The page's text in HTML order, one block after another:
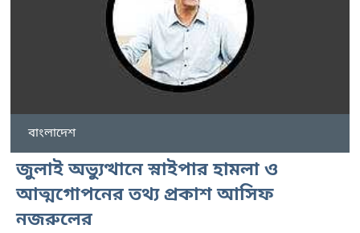
বাংলাদেশ
জুলাই অভ্যুত্থানে স্নাইপার হামলা ও
আত্মগোপনের তথ্য প্রকাশ আসিফ
নজরুলের